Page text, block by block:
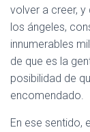
volver a creer,
los ángeles,
innumerables
de que es la
posibilidad de
encomendado.
En ese sentido,